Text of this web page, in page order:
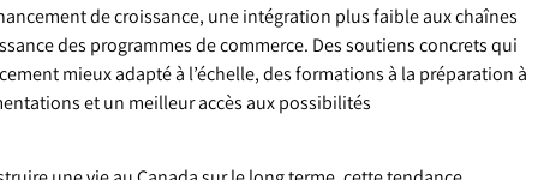
de croissance, une intégration plus faible aux chaînes
des programmes de commerce. Des soutiens concrets qui
mieux adapté à l’échelle, des formations à la préparation à
et un meilleur accès aux possibilités